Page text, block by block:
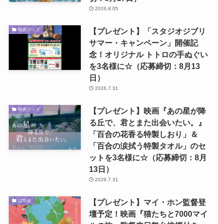
2026.8.05
映画グッズ
【プレゼント】「スタジオジブリ
サマー・キャンペーン」開催記
念！オリジナル トトロの手ぬぐい
を3名様に☆（応募締切：8月13
日）
2026.7.31
映画グッズ
【プレゼント】映画『あの星が降
る丘で、君とまた出会いたい。』
「百合の花香る特製しおり」＆
「百合の涙拭う特製タオル」のセ
ットを3名様に☆（応募締切：8月
13日）
2026.7.31
試写会
【プレゼント】マイ・ホン監督登
壇予定！映画『猫たちと7000マイ